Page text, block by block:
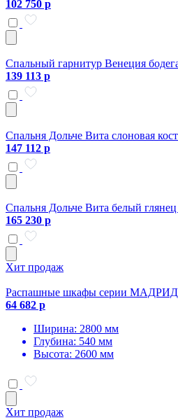
102 750 р
Спальный гарнитур Венеция
139 113 р
Спальня Дольче Вита слоновая
147 112 р
Спальня Дольче Вита белый глянец
165 230 р
Хит продаж
Распашные шкафы серии МАДРИД /
64 682 р
Ширина: 2800 мм
Глубина: 540 мм
Высота: 2600 мм
Хит продаж